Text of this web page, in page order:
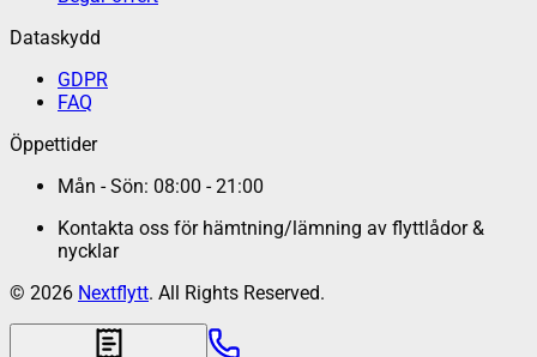
Dataskydd
GDPR
FAQ
Öppettider
Mån - Sön: 08:00 - 21:00
Kontakta oss för hämtning/lämning av flyttlådor &
nycklar
© 2026 Nextflytt. All Rights Reserved.